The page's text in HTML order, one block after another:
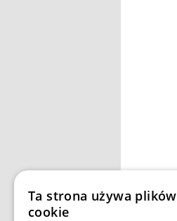
Ta strona używa plików
cookie